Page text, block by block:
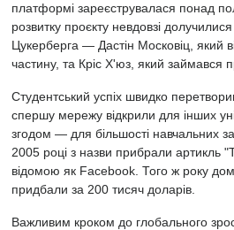
платформі зареєструвалася понад
розвитку проєкту невдовзі
Цукерберга — Дастін Московіц, який
частину, та Кріс Х'юз, який займався
Студентський успіх швидко
спершу мережу відкрили для інших
згодом — для більшості навчальних
2005 році з назви прибрали артикль
відомою як Facebook. Того ж року
придбали за 200 тисяч доларів.
Важливим кроком до глобального